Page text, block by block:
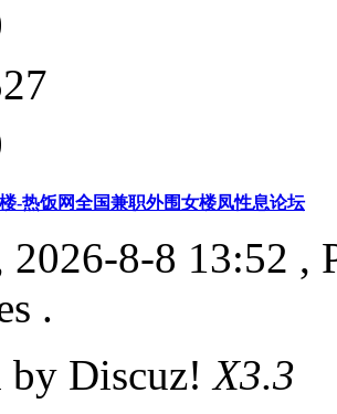
-热饭网全国兼职外围女楼凤性息论坛
8-8 13:52 ,
.
by Discuz!X3.3